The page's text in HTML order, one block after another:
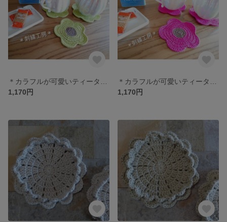
1,170円
1,170円